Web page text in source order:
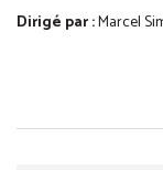
Dirigé par :Marcel